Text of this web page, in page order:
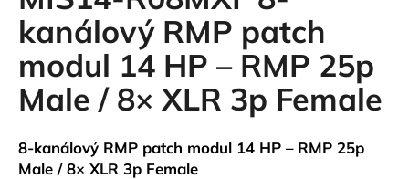
0,0
hviezdičiek.
kanálový RMP patch
modul 14 HP – RMP 25p
Male / 8× XLR 3p Female
8-kanálový RMP patch modul 14 HP – RMP 25p
Male / 8× XLR 3p Female
á
j
s
ť
?